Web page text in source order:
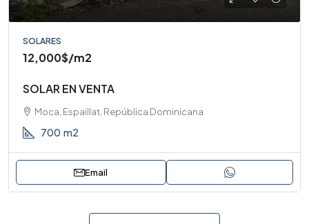
SOLARES
12,000$/m2
SOLAR EN VENTA
Moca, Espaillat, República Dominicana
700 m2
Email